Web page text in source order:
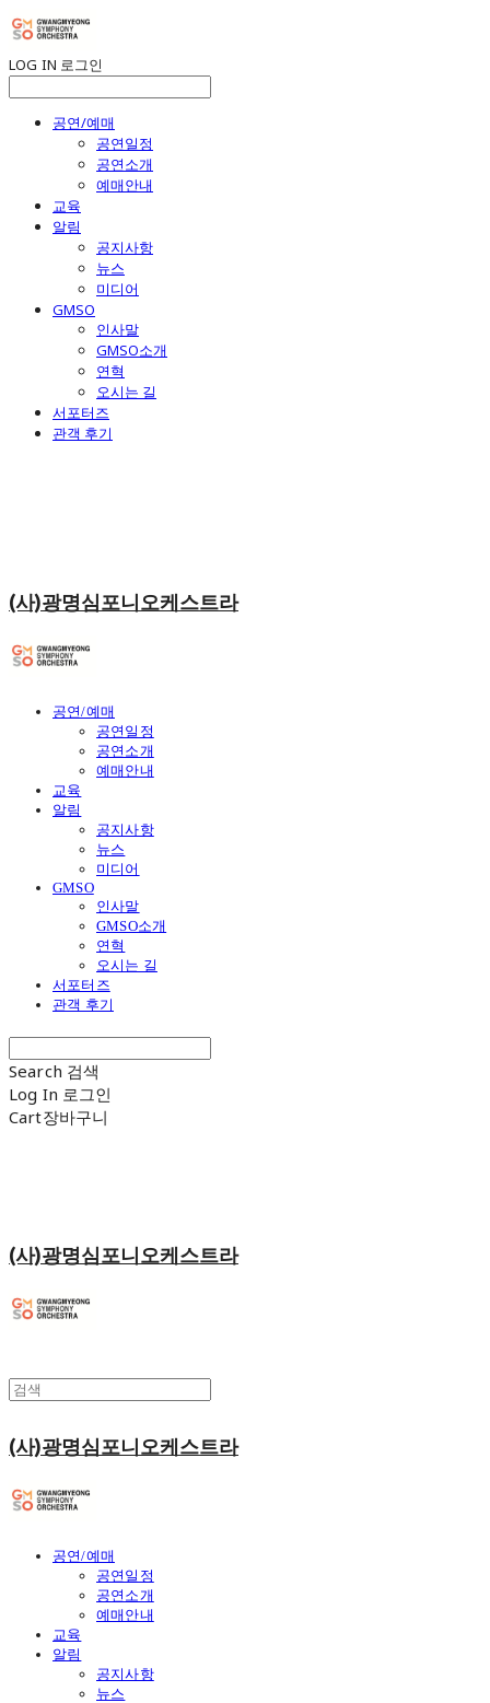
LOG IN 로그인
공연/예매
공연일정
공연소개
예매안내
교육
알림
공지사항
뉴스
미디어
GMSO
인사말
GMSO소개
연혁
오시는 길
서포터즈
관객 후기
(사)광명심포니오케스트라
공연/예매
공연일정
공연소개
예매안내
교육
알림
공지사항
뉴스
미디어
GMSO
인사말
GMSO소개
연혁
오시는 길
서포터즈
관객 후기
Search 검색
Log In 로그인
Cart장바구니
(사)광명심포니오케스트라
(사)광명심포니오케스트라
공연/예매
공연일정
공연소개
예매안내
교육
알림
공지사항
뉴스